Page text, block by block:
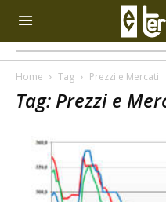
Home Tag Prezzi e Mercati
Tag: Prezzi e